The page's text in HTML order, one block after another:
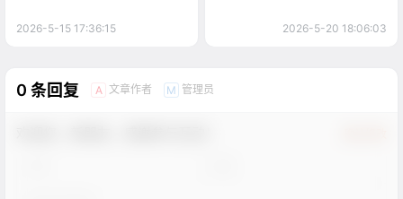
2026-5-15 17:36:15 2026-5-20 18:06:03
0 条回复 A 文章作者 M 管理员